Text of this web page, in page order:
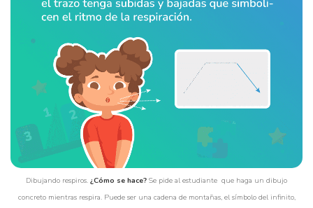
Dibujando respiros. ¿Cómo se hace? Se pide al estudiante que haga un dibujo
concreto mientras respira. Puede ser una cadena de montañas, el símbolo del infinito,